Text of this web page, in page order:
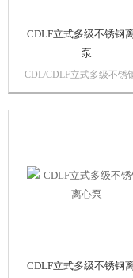
CDLF立式多级不锈钢
泵
CDL/CDLF立式多级不锈
压泵是我司在国外优秀泵
度、流量和压力范围。该
CDLF立式多级不锈钢